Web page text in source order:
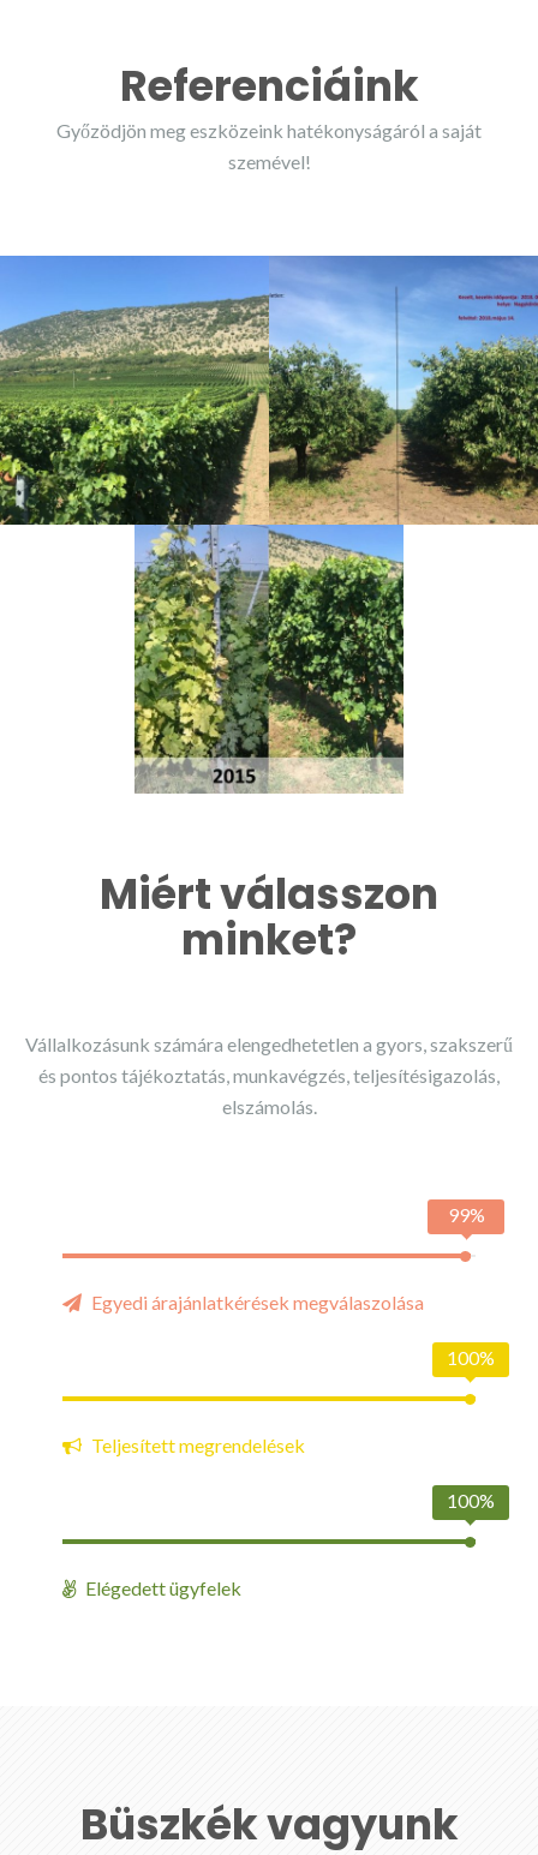
Referenciáink
Győzödjön meg eszközeink hatékonyságáról a saját
szemével!
Miért válasszon
minket?
Vállalkozásunk számára elengedhetetlen a gyors, szakszerű
és pontos tájékoztatás, munkavégzés, teljesítésigazolás,
elszámolás.
99%
Egyedi árajánlatkérések megválaszolása
100%
Teljesített megrendelések
100%
Elégedett ügyfelek
Büszkék vagyunk